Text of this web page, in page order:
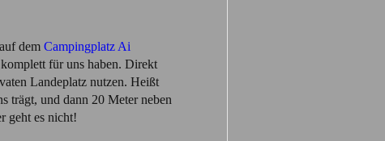
dem Campingplatz Ai
für uns haben. Direkt
Landeplatz nutzen. Heißt
trägt, und dann 20 Meter neben
geht es nicht!